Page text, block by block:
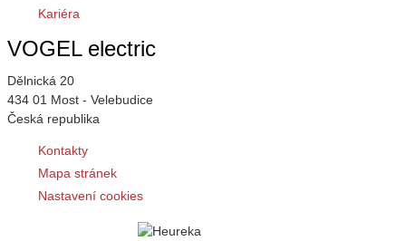
Kariéra
VOGEL electric
Dělnická 20
434 01 Most - Velebudice
Česká republika
Kontakty
Mapa stránek
Nastavení cookies